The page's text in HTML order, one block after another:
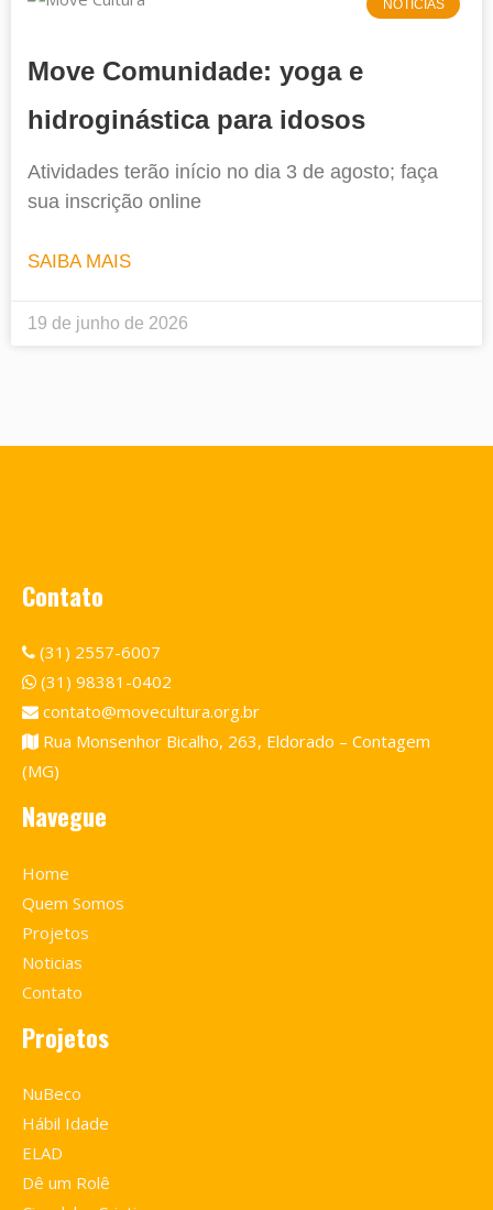
NOTICIAS
Move Comunidade: yoga e
hidroginástica para idosos
Atividades terão início no dia 3 de agosto; faça
sua inscrição online
SAIBA MAIS
19 de junho de 2026
Contato
(31) 2557-6007
(31) 98381-0402
contato@movecultura.org.br
Rua Monsenhor Bicalho, 263, Eldorado – Contagem
(MG)
Navegue
Home
Quem Somos
Projetos
Noticias
Contato
Projetos
NuBeco
Hábil Idade
ELAD
Dê um Rolê